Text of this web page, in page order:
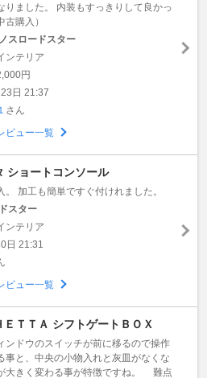
りました。 内装もすっきりして良かっ
古購入）
スロードスター
ンテリア
円
日 21:37
さん
ビュー一覧
ショートコンソール
。 加工も簡単ですぐ付けれました。
スター
ンテリア
日 21:31
ビュー一覧
ＥＴＴＡ シフトゲートＢＯＸ
ドウのスイッチが前に移るので操作
事と、中央の小物入れと灰皿がなくな
大きく変わる事が特徴ですね。 難点